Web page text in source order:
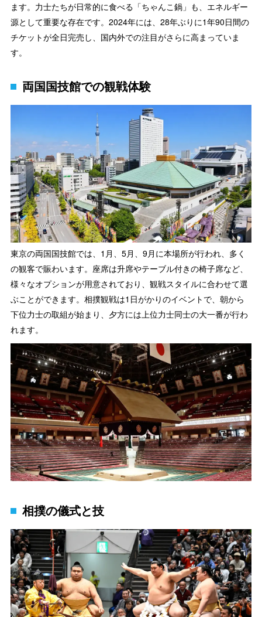
ます。力士たちが日常的に食べる「ちゃんこ鍋」も、エネルギー
源として重要な存在です。2024年には、28年ぶりに1年90日間の
チケットが全日完売し、国内外での注目がさらに高まっていま
す。
両国国技館での観戦体験
東京の両国国技館では、1月、5月、9月に本場所が行われ、多く
の観客で賑わいます。座席は升席やテーブル付きの椅子席など、
様々なオプションが用意されており、観戦スタイルに合わせて選
ぶことができます。相撲観戦は1日がかりのイベントで、朝から
下位力士の取組が始まり、夕方には上位力士同士の大一番が行わ
れます。
相撲の儀式と技